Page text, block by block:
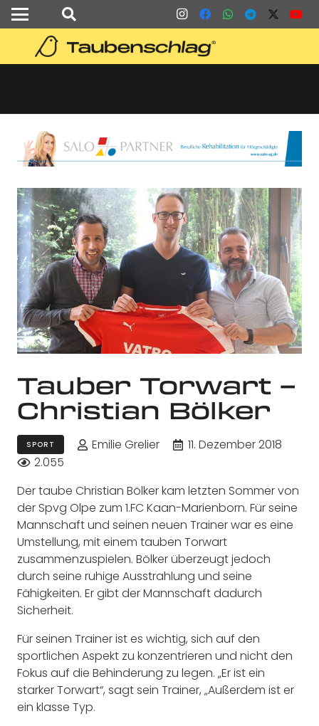
Tauber Torwart –
Christian Bölker
SPORT Emilie Grelier
11. Dezember 2018
2.055
Der taube Christian Bölker kam letzten Sommer von
der Spvg Olpe zum 1.FC Kaan-Marienborn. Für seine
Mannschaft und seinen neuen Trainer war es eine
Umstellung, mit einem tauben Torwart
zusammenzuspielen. Bölker überzeugt jedoch
durch seine ruhige Ausstrahlung und seine
Fähigkeiten. Er gibt der Mannschaft dadurch
Sicherheit.
Für seinen Trainer ist es wichtig, sich auf den
sportlichen Aspekt zu konzentrieren und nicht den
Fokus auf die Behinderung zu legen. „Er ist ein
starker Torwart“, sagt sein Trainer, „Außerdem ist er
ein klasse Typ.